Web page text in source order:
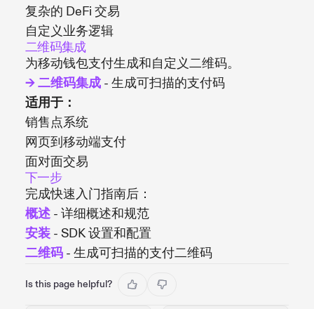
复杂的 DeFi 交易
自定义业务逻辑
二维码集成
为移动钱包支付生成和自定义二维码。
→ 二维码集成 - 生成可扫描的支付码
适用于：
销售点系统
网页到移动端支付
面对面交易
下一步
完成快速入门指南后：
概述 - 详细概述和规范
安装 - SDK 设置和配置
二维码 - 生成可扫描的支付二维码
Is this page helpful?